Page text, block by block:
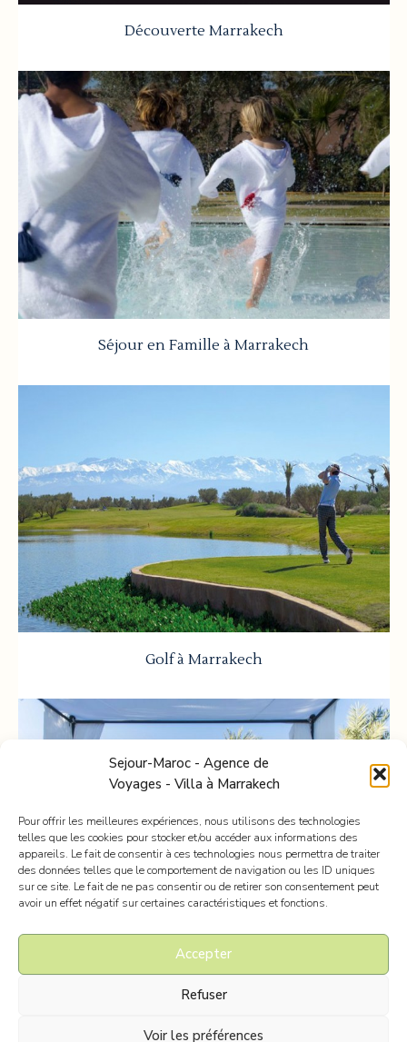
Sejour-Maroc - Agence de
Voyages - Villa à Marrakech
Pour offrir les meilleures expériences, nous utilisons des technologies
telles que les cookies pour stocker et/ou accéder aux informations des
appareils. Le fait de consentir à ces technologies nous permettra de traiter
des données telles que le comportement de navigation ou les ID uniques
sur ce site. Le fait de ne pas consentir ou de retirer son consentement peut
avoir un effet négatif sur certaines caractéristiques et fonctions.
Accepter
Refuser
Voir les préférences
Découverte Marrakech
Séjour en Famille à Marrakech
Golf à Marrakech
Mariage à Marrakech